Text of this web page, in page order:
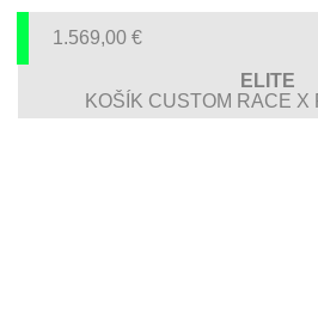
1.569,00 €
ELITE
KOŠÍK CUSTOM RACE X